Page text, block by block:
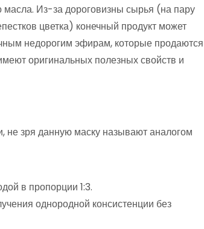
масла. Из-за дороговизны сырья (на пару
цветка) конечный продукт может
недорогим эфирам, которые продаются
оригинальных полезных свойств и
не зря данную маску называют аналогом
в пропорции 1:3.
однородной консистенции без